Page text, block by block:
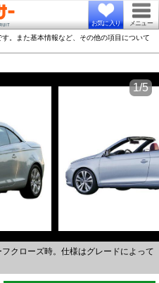
お気に入り メニュー
。また基本情報など、その他の項目について
クローズ時。仕様はグレードによって
1/5